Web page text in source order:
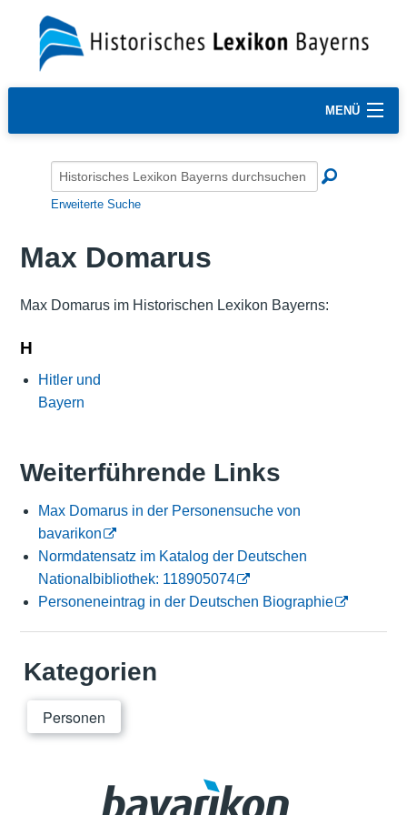
MENÜ
Erweiterte Suche
Max Domarus
Max Domarus im Historischen Lexikon Bayerns:
H
Hitler und
Bayern
Weiterführende Links
Max Domarus in der Personensuche von
bavarikon
Normdatensatz im Katalog der Deutschen
Nationalbibliothek: 118905074
Personeneintrag in der Deutschen Biographie
Kategorien
Personen